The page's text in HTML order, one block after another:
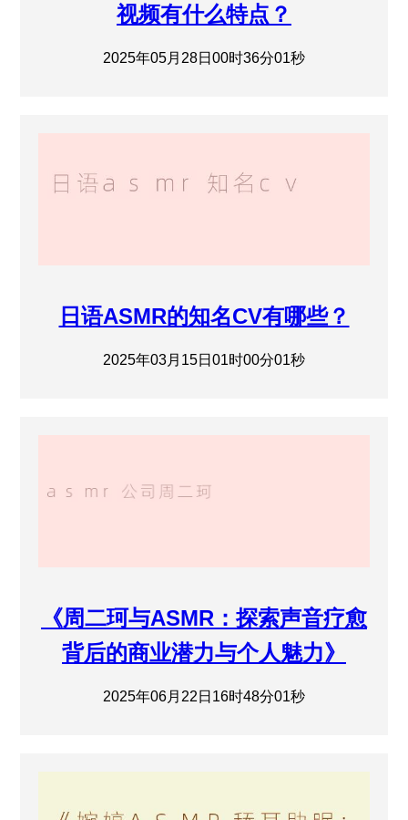
视频有什么特点？
2025年05月28日00时36分01秒
日语ASMR的知名CV有哪些？
2025年03月15日01时00分01秒
《周二珂与ASMR：探索声音疗愈
背后的商业潜力与个人魅力》
2025年06月22日16时48分01秒